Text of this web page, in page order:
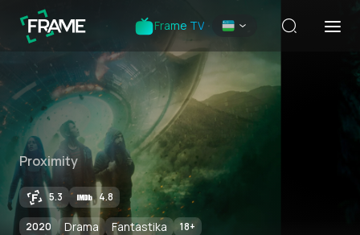
Frame TV
Proximity
5.3 4.8
2020 Drama Fantastika 18+